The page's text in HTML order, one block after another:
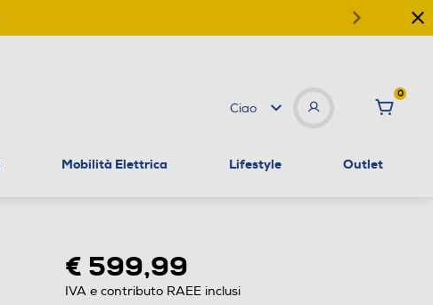
Ciao
0
Mobilità Elettrica Lifestyle Outlet
€ 599,99
IVA e contributo RAEE inclusi